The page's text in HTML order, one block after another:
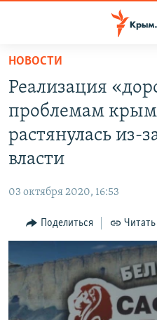
Вернуться
основному
содержанию
Вернутся
главной
Вернутся
поиску
СПЕЦПРОЕКТЫ
ВОДА
ИНТЕРАКТИВ
ИНФОГРАФИКА
ТЕЛЕПРОЕКТ КРЫМ.РЕАЛИИ
СОВЕТЫ ПРАВОЗАЩИТНИКОВ
ПРОПАВШИЕ БЕЗ ВЕСТИ
РАДІО СВОБОДА
КАК ОБОЙТИ
Українською
Qırımtatar
НОВОСТИ
Реализация
проблемам
растянулась из-
власти
03 октября 2020, 16:53
Поделиться Читать